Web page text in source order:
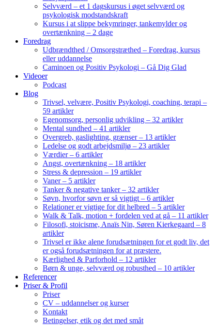
Selvværd – et 1 dagskursus i øget selvværd og
psykologisk modstandskraft
Kursus i at slippe bekymringer, tankemylder og
overtænkning – 2 dage
Foredrag
Udbrændthed / Omsorgstræthed – Foredrag, kursus
eller uddannelse
Caminoen og Positiv Psykologi – Gå Dig Glad
Videoer
Podcast
Blog
Trivsel, velvære, Positiv Psykologi, coaching, terapi –
59 artikler
Egenomsorg, personlig udvikling – 32 artikler
Mental sundhed – 41 artikler
Overgreb, gaslighting, grænser – 13 artikler
Ledelse og godt arbejdsmiljø – 23 artikler
Værdier – 6 artikler
Angst, overtænkning – 18 artikler
Stress & depression – 19 artikler
Vaner – 5 artikler
Tanker & negative tanker – 32 artikler
Søvn, hvorfor søvn er så vigtigt – 6 artikler
Relationer er vigtige for dit helbred – 5 artikler
Walk & Talk, motion + fordelen ved at gå – 11 artikler
Filosofi, stoicisme, Anaïs Nin, Søren Kierkegaard – 8
artikler
Trivsel er ikke alene forudsætningen for et godt liv, det
er også forudsætningen for at præstere.
Kærlighed & Parforhold – 12 artikler
Børn & unge, selvværd og robusthed – 10 artikler
Referencer
Priser & Profil
Priser
CV – uddannelser og kurser
Kontakt
Betingelser, etik og det med småt